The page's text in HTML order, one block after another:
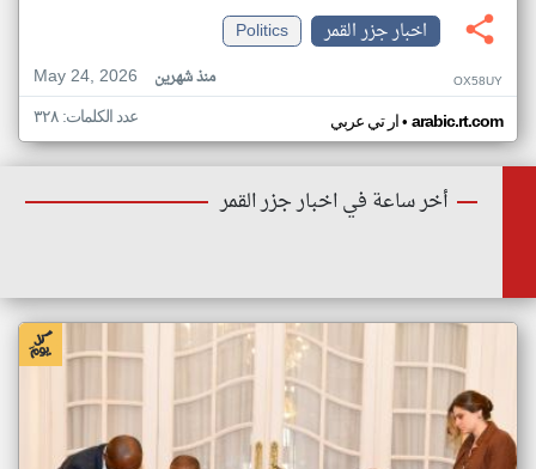
اخبار جزر القمر
Politics
May 24, 2026
منذ شهرين OX58UY
ار تي عربي• arabic.rt.com عدد الكلمات: ٣٢٨
أخر ساعة في اخبار جزر القمر